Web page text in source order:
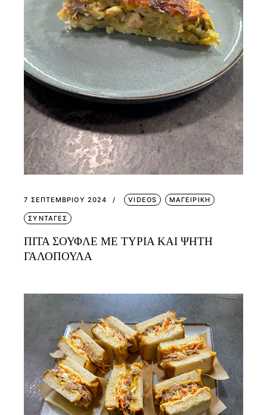
7 ΣΕΠΤΕΜΒΡΊΟΥ 2024 VIDEOS ΜΑΓΕΙΡΙΚΗ
ΣΥΝΤΑΓΕΣ
ΠΙΤΑ ΣΟΥΦΛΕ ΜΕ ΤΥΡΙΑ ΚΑΙ ΨΗΤΗ
ΓΑΛΟΠΟΥΛΑ